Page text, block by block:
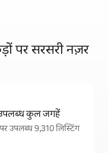
पर सरसरी नज़र
उपलब्ध कुल जगहें
उपलब्ध 9,310 लिस्टिंग